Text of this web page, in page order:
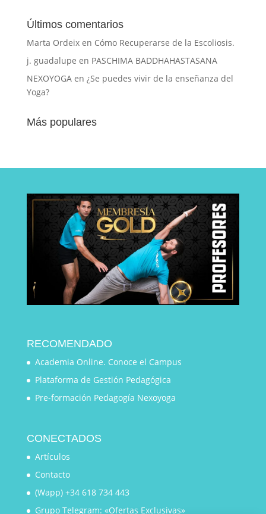
Últimos comentarios
Marta Ordeixen Cómo Recuperarse de la Escoliosis.
j. guadalupe en PASCHIMA BADDHAHASTASANA
NEXOYOGAen ¿Se puedes vivir de la enseñanza del
Yoga?
Más populares
RECOMENDADO
Academia Online. Conoce el Campus
Plataforma de Gestión Pedagógica
Pre-formación Pedagogía Nexoyoga
CONECTADOS
Artículos
Contacto
(Wapp) +34 618 734 443
Grupo Telegram: «Ofertas Exclusivas»